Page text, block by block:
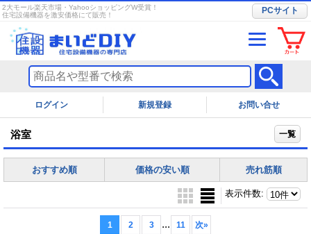
2大モール楽天市場・YahooショッピングW受賞！
住宅設備機器を激安価格にて販売！
PCサイト
ログイン お問い合せ
浴室 一覧
おすすめ順 価格の安い順 売れ筋順
表示件数:
1 2 3 ... 11 次»